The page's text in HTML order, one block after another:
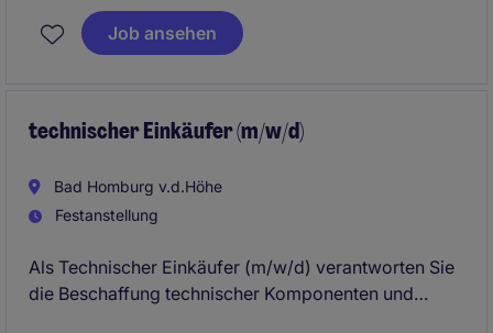
Sie erstellen Angebote, koordinieren
Kundenanfragen und sorgen für eine professionelle
Job ansehen
technischer Einkäufer (m/w/d)
Bad Homburg v.d.Höhe
Festanstellung
Als Technischer Einkäufer (m/w/d) verantworten Sie
die Beschaffung technischer Komponenten und